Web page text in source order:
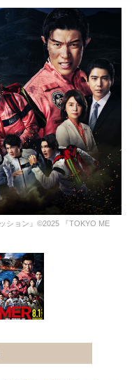
ション』©2025 『TOKYO ME